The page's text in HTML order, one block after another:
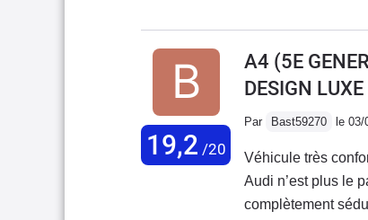
douceur et dans
chrono est seul
battue....Trés
silencieuse.Pour
Mercedes.Bonne
19,2 /20
A4 (5E
DESIGN
Par Bast59270 le
Véhicule très
Audi n’est plus le
complètement